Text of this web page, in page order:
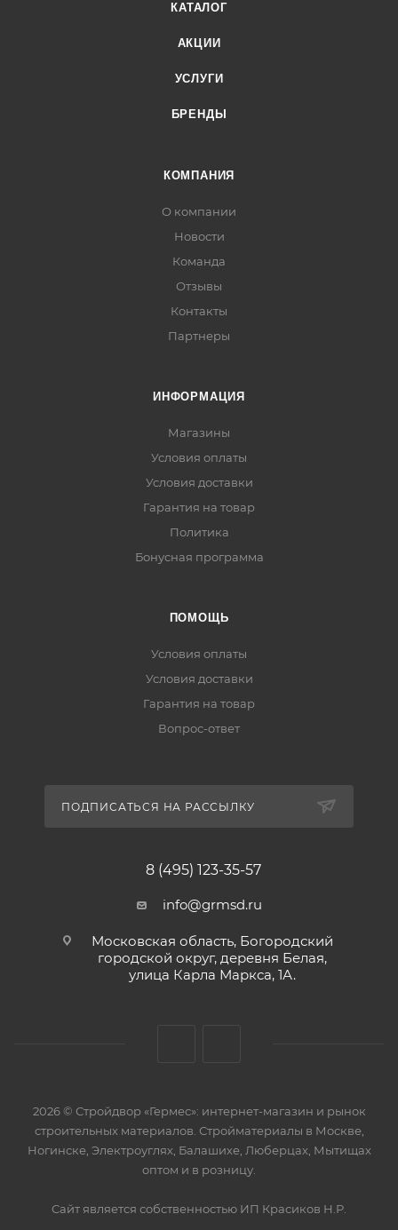
КАТАЛОГ
АКЦИИ
УСЛУГИ
БРЕНДЫ
КОМПАНИЯ
О компании
Новости
Команда
Отзывы
Контакты
Партнеры
ИНФОРМАЦИЯ
Магазины
Условия оплаты
Условия доставки
Гарантия на товар
Политика
Бонусная программа
ПОМОЩЬ
Условия оплаты
Условия доставки
Гарантия на товар
Вопрос-ответ
ПОДПИСАТЬСЯ НА РАССЫЛКУ
8 (495) 123-35-57
info@grmsd.ru
Московская область, Богородский
городской округ, деревня Белая,
улица Карла Маркса, 1А.
2026 © Стройдвор «Гермес»: интернет-магазин и рынок
строительных материалов. Стройматериалы в Москве,
Ногинске, Электроуглях, Балашихе, Люберцах, Мытищах
оптом и в розницу.
Сайт является собственностью ИП Красиков Н.Р.